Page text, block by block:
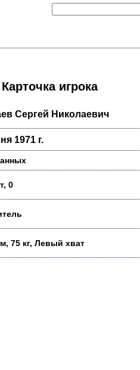
Карточка игрока
Сергей Николаевич
1971 г.
0
75 кг, Левый хват